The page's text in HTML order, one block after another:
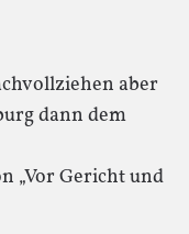
aber
dann dem
„Vor Gericht und